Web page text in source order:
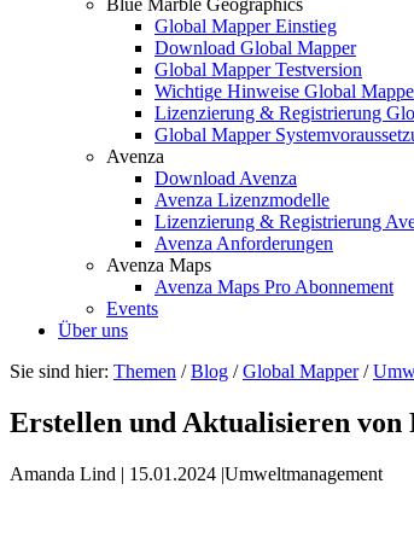
Blue Marble Geographics
Global Mapper Einstieg
Download Global Mapper
Global Mapper Testversion
Wichtige Hinweise Global
Lizenzierung & Registrierung
Global Mapper
Avenza
Download Avenza
Avenza Lizenzmodelle
Lizenzierung & Registrierung
Avenza Anforderungen
Avenza Maps
Avenza Maps Pro Abonnement
Events
Über uns
Sie sind hier: Themen /Blog /Global Mapper/
Erstellen und Aktualisieren von
Amanda Lind | 15.01.2024 |Umweltmanagement